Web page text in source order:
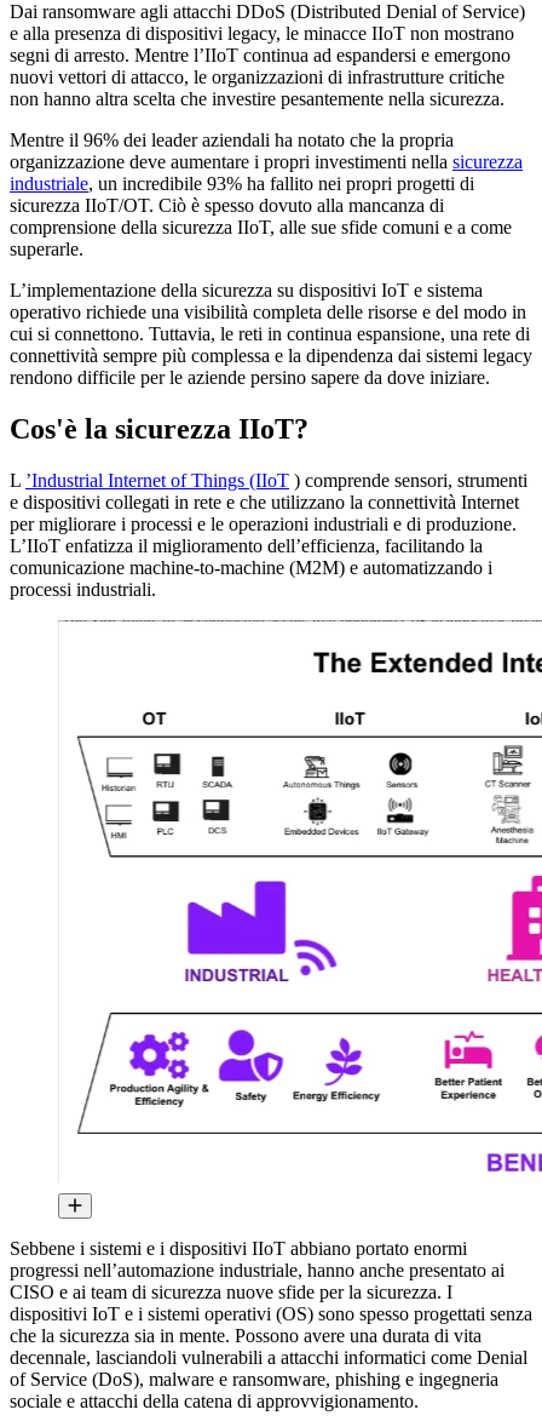
Dai ransomware agli attacchi DDoS (Distributed Denial of Service)
e alla presenza di dispositivi legacy, le minacce IIoT non mostrano
segni di arresto. Mentre l’IIoT continua ad espandersi e emergono
nuovi vettori di attacco, le organizzazioni di infrastrutture critiche
non hanno altra scelta che investire pesantemente nella sicurezza.
Mentre il 96% dei leader aziendali ha notato che la propria
organizzazione deve aumentare i propri investimenti nella sicurezza
industriale, un incredibile 93% ha fallito nei propri progetti di
sicurezza IIoT/OT. Ciò è spesso dovuto alla mancanza di
comprensione della sicurezza IIoT, alle sue sfide comuni e a come
superarle.
L’implementazione della sicurezza su dispositivi IoT e sistema
operativo richiede una visibilità completa delle risorse e del modo in
cui si connettono. Tuttavia, le reti in continua espansione, una rete di
connettività sempre più complessa e la dipendenza dai sistemi legacy
rendono difficile per le aziende persino sapere da dove iniziare.
Cos'è la sicurezza IIoT?
L ’Industrial Internet of Things (IIoT ) comprende sensori, strumenti
e dispositivi collegati in rete e che utilizzano la connettività Internet
per migliorare i processi e le operazioni industriali e di produzione.
L’IIoT enfatizza il miglioramento dell’efficienza, facilitando la
comunicazione machine-to-machine (M2M) e automatizzando i
processi industriali.
Sebbene i sistemi e i dispositivi IIoT abbiano portato enormi
progressi nell’automazione industriale, hanno anche presentato ai
CISO e ai team di sicurezza nuove sfide per la sicurezza. I
dispositivi IoT e i sistemi operativi (OS) sono spesso progettati senza
che la sicurezza sia in mente. Possono avere una durata di vita
decennale, lasciandoli vulnerabili a attacchi informatici come Denial
of Service (DoS), malware e ransomware, phishing e ingegneria
sociale e attacchi della catena di approvvigionamento.